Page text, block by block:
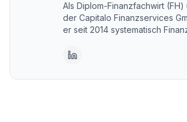
Als Diplom-Finanzfachwirt
der Capitalo Finanzservices
er seit 2014 systematisch
transparente Vergleiche –
Unterstützung, fachlich geprüft